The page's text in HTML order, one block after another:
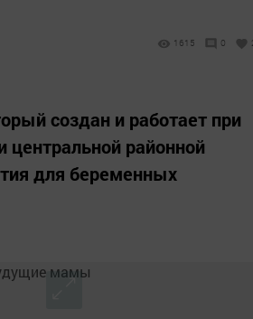
1615 0
создан и работает при
районной
для беременных